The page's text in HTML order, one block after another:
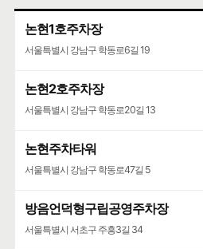
논현1호주차장
서울특별시 강남구 학동로6길 19
논현2호주차장
서울특별시 강남구 학동로20길 13
논현주차타워
서울특별시 강남구 학동로47길 5
방음언덕형구립공영주차장
서울특별시 서초구 주흥3길 34